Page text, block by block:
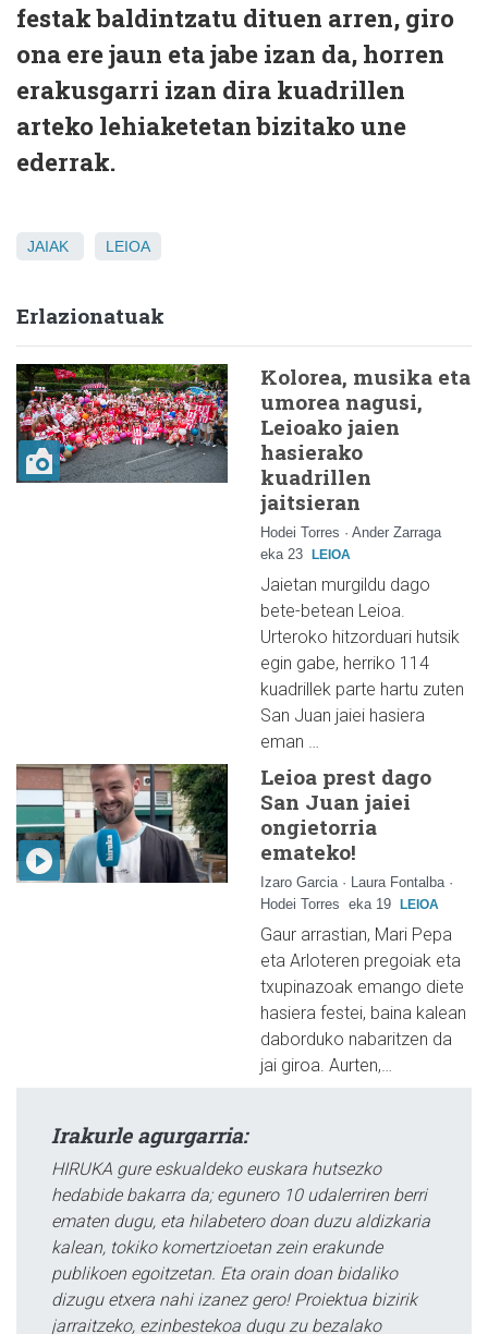
festak baldintzatu dituen arren, giro
ona ere jaun eta jabe izan da, horren
erakusgarri izan dira kuadrillen
arteko lehiaketetan bizitako une
ederrak.
JAIAK LEIOA
Erlazionatuak
Kolorea, musika eta
umorea nagusi,
Leioako jaien
hasierako
kuadrillen
jaitsieran
Hodei Torres · Ander Zarraga
eka 23
LEIOA
Jaietan murgildu dago
bete-betean Leioa.
Urteroko hitzorduari hutsik
egin gabe, herriko 114
kuadrillek parte hartu zuten
San Juan jaiei hasiera
eman …
Leioa prest dago
San Juan jaiei
ongietorria
emateko!
Izaro Garcia · Laura Fontalba ·
Hodei Torres eka 19 LEIOA
Gaur arrastian, Mari Pepa
eta Arloteren pregoiak eta
txupinazoak emango diete
hasiera festei, baina kalean
daborduko nabaritzen da
jai giroa. Aurten,…
Irakurle agurgarria:
HIRUKA gure eskualdeko euskara hutsezko
hedabide bakarra da; egunero 10 udalerriren berri
ematen dugu, eta hilabetero doan duzu aldizkaria
kalean, tokiko komertzioetan zein erakunde
publikoen egoitzetan. Eta orain doan bidaliko
dizugu etxera nahi izanez gero! Proiektua bizirik
jarraitzeko, ezinbestekoa dugu zu bezalako